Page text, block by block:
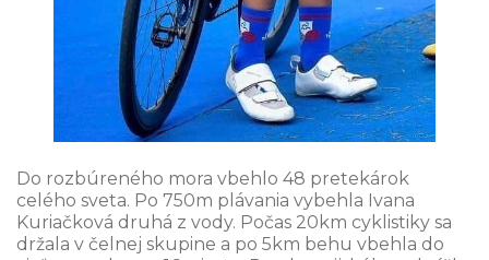
Do rozbúreného mora vbehlo 48 pretekárok
celého sveta. Po 750m plávania vybehla Ivana
Kuriačková druhá z vody. Počas 20km cyklistiky sa
držala v čelnej skupine a po 5km behu vbehla do